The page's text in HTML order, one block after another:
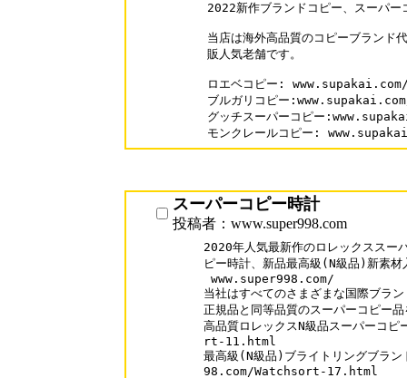
2022新作ブランドコピー、スーパー
当店は海外高品質のコピーブランド
販人気老舗です。
ロエベコピー:
ブルガリコピー
グッチスーパーコピー
モンクレールコピー:
スーパーコピー時計
投稿者：www.super998.com
2020年人気最新作のロレックススー
ピー時計、新品最高級(N級品)新素材
www.super998.com/
当社はすべてのさまざまな国際ブラ
正規品と同等品質のスーパーコピー
高品質ロレックスN級品スーパー
rt-11.html
最高級(N級品)ブライトリングブラ